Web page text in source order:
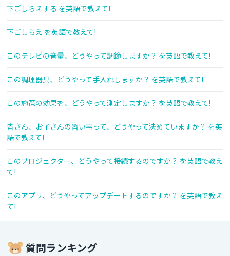
下ごしらえする を英語で教えて!
下ごしらえ を英語で教えて!
このテレビの音量、どうやって調節しますか？ を英語で教えて!
この調理器具、どうやって手入れしますか？ を英語で教えて!
この施策の効果を、どうやって測定しますか？ を英語で教えて!
皆さん、お子さんの習い事って、どうやって決めていますか？ を英
語で教えて!
このプロジェクター、どうやって接続するのですか？ を英語で教え
て!
このアプリ、どうやってアップデートするのですか？ を英語で教え
て!
質問ランキング